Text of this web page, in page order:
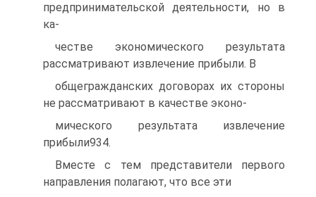
предпринимательской деятельности, но в
ка-
честве экономического результата
рассматривают извлечение прибыли. В
общегражданских договорах их стороны
не рассматривают в качестве эконо-
мического результата извлечение
прибыли934.
Вместе с тем представители первого
направления полагают, что все эти